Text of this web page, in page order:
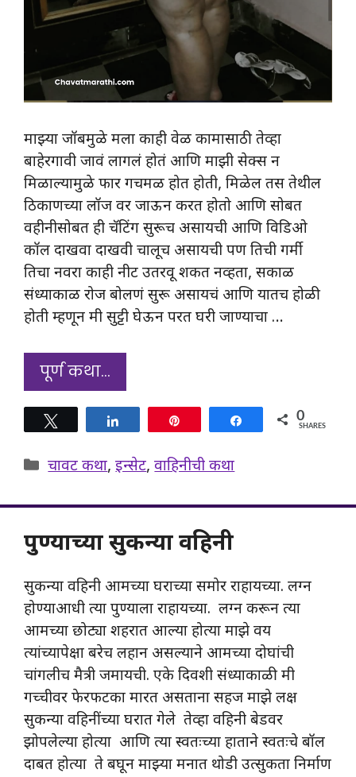
माझ्या जॉबमुळे मला काही वेळ कामासाठी तेव्हा
बाहेरगावी जावं लागलं होतं आणि माझी सेक्स न
मिळाल्यामुळे फार गचमळ होत होती, मिळेल तस तेथील
ठिकाणच्या लॉज वर जाऊन करत होतो आणि सोबत
वहीनीसोबत ही चॅटिंग सुरूच असायची आणि विडिओ
कॉल दाखवा दाखवी चालूच असायची पण तिची गर्मी
तिचा नवरा काही नीट उतरवू शकत नव्हता, सकाळ
संध्याकाळ रोज बोलणं सुरू असायचं आणि यातच होळी
होती म्हणून मी सुट्टी घेऊन परत घरी जाण्याचा …
पूर्ण कथा…
Share 0
SHARES
Categories
चावट कथा,इन्सेट,वाहिनीची कथा
पुण्याच्या सुकन्या वहिनी
सुकन्या वहिनी आमच्या घराच्या समोर राहायच्या. लग्न
होण्याआधी त्या पुण्याला राहायच्या. लग्न करून त्या
आमच्या छोट्या शहरात आल्या होत्या माझे वय
त्यांच्यापेक्षा बरेच लहान असल्याने आमच्या दोघांची
चांगलीच मैत्री जमायची. एके दिवशी संध्याकाळी मी
गच्चीवर फेरफटका मारत असताना सहज माझे लक्ष
सुकन्या वहिनींच्या घरात गेले तेव्हा वहिनी बेडवर
झोपलेल्या होत्या आणि त्या स्वतःच्या हाताने स्वतःचे बॉल
दाबत होत्या ते बघून माझ्या मनात थोडी उत्सुकता निर्माण